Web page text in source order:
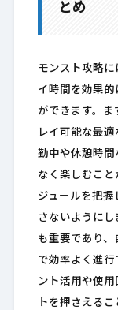
とめ
モンスト攻略
イ時間を効果的
ができます。ま
レイ可能な最
勤中や休憩時間
なく楽しむこ
ジュールを把
さないように
も重要であり、
で効率よく進
ント活用や使
トを押さえる